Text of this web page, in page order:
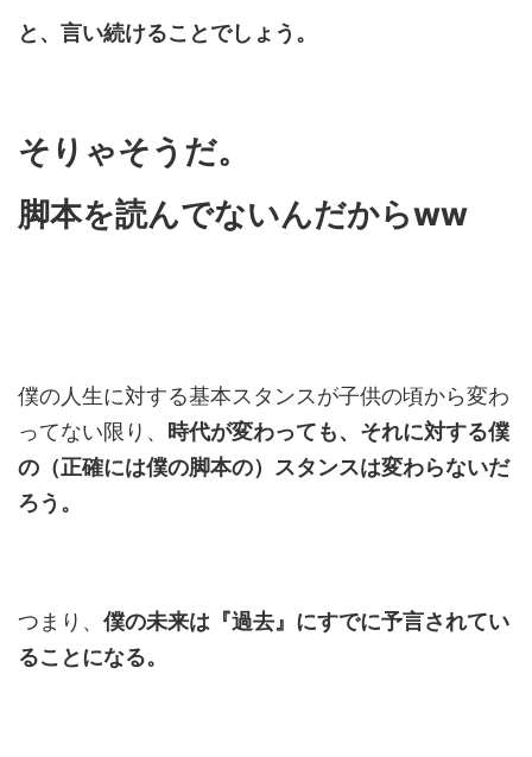
と、言い続けることでしょう。
そりゃそうだ。
脚本を読んでないんだからww
僕の人生に対する基本スタンスが子供の頃から変わ
ってない限り、
時代が変わっても、それに対する僕
の（正確には僕の脚本の）スタンスは変わらないだ
ろう。
つまり、 僕の未来は『過去』にすでに予言されてい
ることになる。